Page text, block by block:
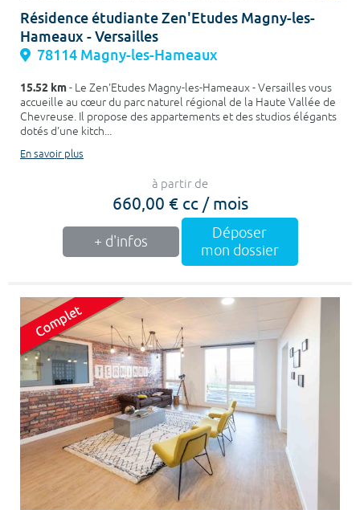
Résidence étudiante Zen'Etudes Magny-les-
Hameaux - Versailles
78114 Magny-les-Hameaux
15.52 km- Le Zen'Etudes Magny-les-Hameaux - Versailles vous
accueille au cœur du parc naturel régional de la Haute Vallée de
Chevreuse. Il propose des appartements et des studios élégants
dotés d'une kitch...
En savoir plus
à partir de
660,00 € cc / mois
+ d'infos
Déposer
mon dossier